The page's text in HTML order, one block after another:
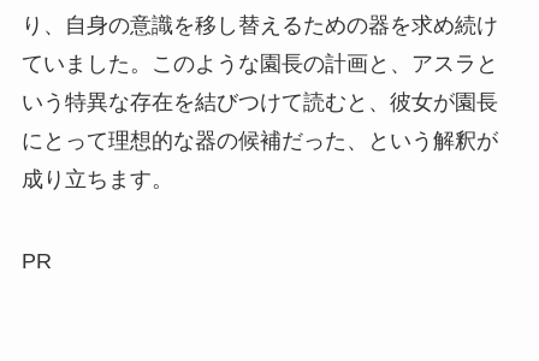
り、自身の意識を移し替えるための器を求め続け
ていました。このような園長の計画と、アスラと
いう特異な存在を結びつけて読むと、彼女が園長
にとって理想的な器の候補だった、という解釈が
成り立ちます。
PR